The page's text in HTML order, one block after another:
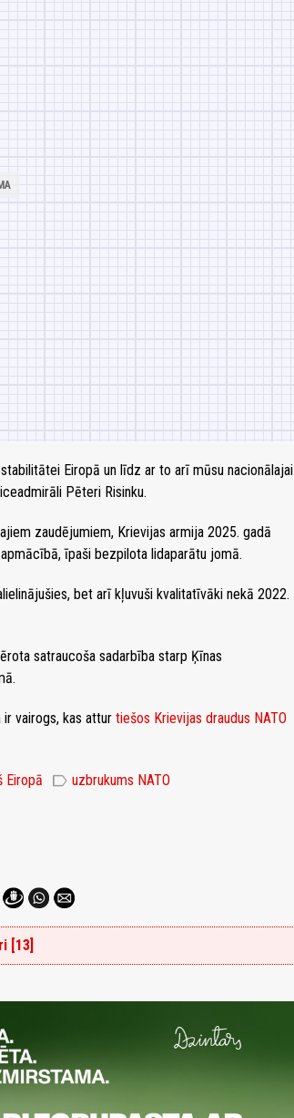
Eiropā un līdz ar to arī mūsu nacionālajai
Pēteri Risinku.
zaudējumiem, Krievijas armija 2025. gadā
īpaši bezpilota lidaparātu jomā.
bet arī kļuvuši kvalitatīvāki nekā 2022.
satraucoša sadarbība starp Ķīnas
vairogs, kas attur tiešos Krievijas draudus NATO
Eiropā label uzbrukums NATO
[13]